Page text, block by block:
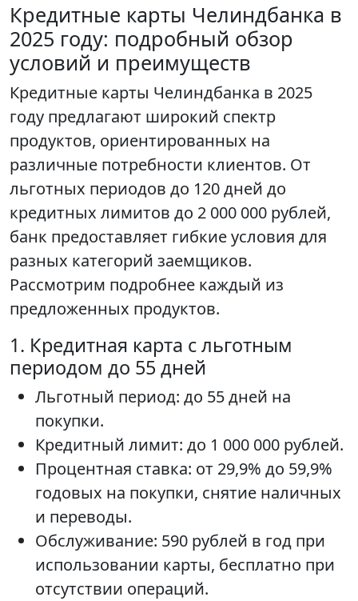
Кредитные карты Челиндбанка в
2025 году: подробный обзор
условий и преимуществ
Кредитные карты Челиндбанка в 2025
году предлагают широкий спектр
продуктов, ориентированных на
различные потребности клиентов. От
льготных периодов до 120 дней до
кредитных лимитов до 2 000 000 рублей,
банк предоставляет гибкие условия для
разных категорий заемщиков.
Рассмотрим подробнее каждый из
предложенных продуктов.
1. Кредитная карта с льготным
периодом до 55 дней
Льготный период: до 55 дней на
покупки.
Кредитный лимит: до 1 000 000 рублей.
Процентная ставка: от 29,9% до 59,9%
годовых на покупки, снятие наличных
и переводы.
Обслуживание: 590 рублей в год при
использовании карты, бесплатно при
отсутствии операций.